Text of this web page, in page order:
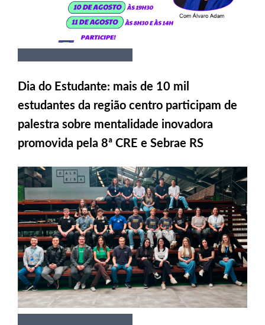
Dia do Estudante: mais de 10 mil
estudantes da região centro participam de
palestra sobre mentalidade inovadora
promovida pela 8ª CRE e Sebrae RS